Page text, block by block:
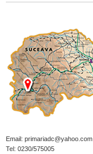
Email: primariadc@yahoo.com
Tel: 0230/575005